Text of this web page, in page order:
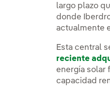
largo plazo
donde
actualmente
Esta central
reciente
energía solar
capacidad